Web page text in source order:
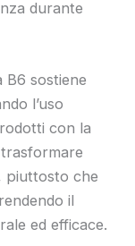
durante
B6 sostiene
l’uso
con la
piuttosto che
il
ed efficace.